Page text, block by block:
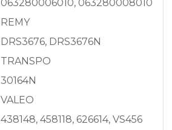
063280006010, 063280008010
REMY
DRS3676, DRS3676N
TRANSPO
30164N
VALEO
438148, 458118, 626614, VS456